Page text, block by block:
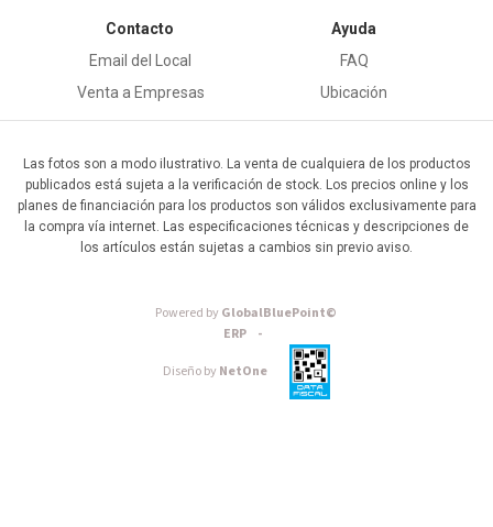
Contacto
Email del Local
Venta a Empresas
Ayuda
FAQ
Ubicación
Las fotos son a modo ilustrativo. La venta de cualquiera de los productos
publicados está sujeta a la verificación de stock. Los precios online y los
planes de financiación para los productos son válidos exclusivamente para
la compra vía internet. Las especificaciones técnicas y descripciones de
los artículos están sujetas a cambios sin previo aviso.
Powered byGlobalBluePoint©
ERP -
Diseño byNetOne